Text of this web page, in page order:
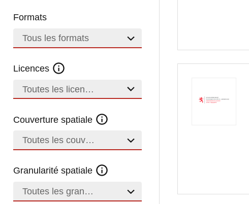
Formats
Tous les formats
Licences
Toutes les licences
Couverture spatiale
Toutes les couvertures
Granularité spatiale
Toutes les granularités